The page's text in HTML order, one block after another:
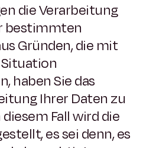
die Verarbeitung
bestimmten
Gründen, die mit
haben Sie das
Ihrer Daten zu
Fall wird die
es sei denn, es